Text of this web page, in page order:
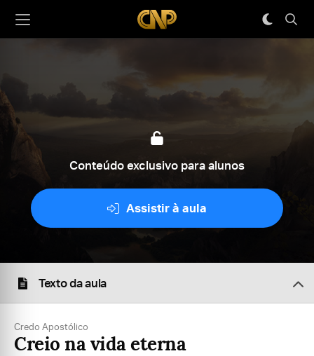
Conteúdo exclusivo para alunos
Assistir à aula
Texto da aula
Credo Apostólico
Creio na vida eterna